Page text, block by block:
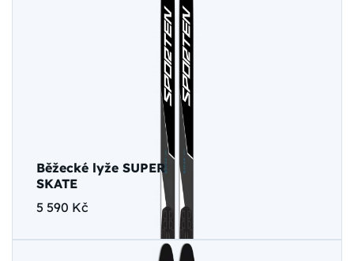
Běžecké lyže SUPER
SKATE
5 590 Kč